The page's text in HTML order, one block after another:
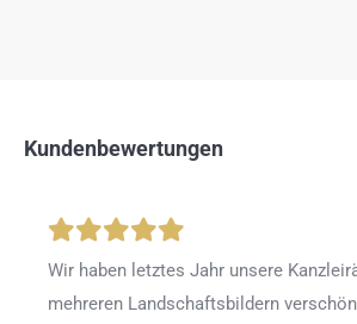
Kundenbewertungen
Wir haben letztes Jahr unsere
mehreren Landschaftsbildern